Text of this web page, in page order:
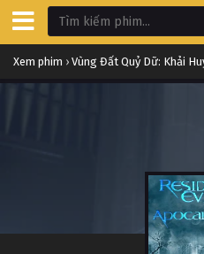
Xem phim › Vùng Đất Quỷ Dữ: Khải